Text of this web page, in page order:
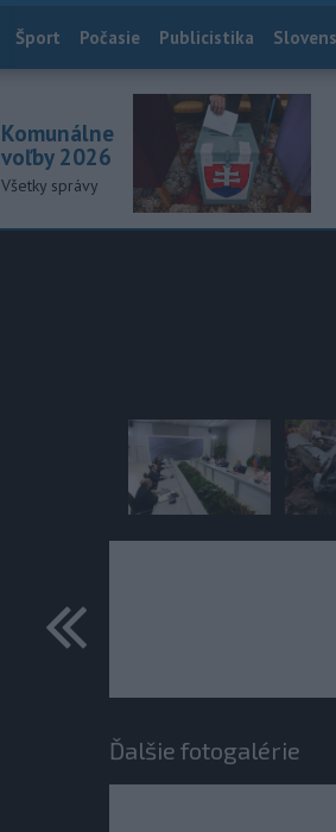
Index
Šport Počasie Publicistika
Komunálne
voľby 2026
Všetky správy
Ďalšie fotogalérie